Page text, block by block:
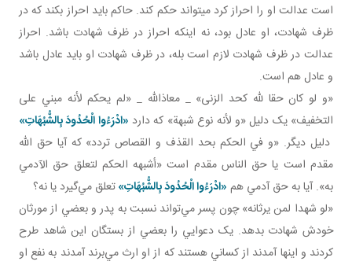
است عدالت او را احراز کرد می­تواند حکم کند. حاکم بايد احراز بکند که در
ظرف شهادت، او عادل بود، نه اينکه احراز در ظرف شهادت باشد. احراز
عدالت در ظرف شهادت لازم است بله، در ظرف شهادت او بايد عادل باشد
و عادل هم است.
«و لو كان حقا لله كحد الزنى» _ معاذالله _ «لم يحكم لأنه مبني على
التخفيف» يک دليل «و لأنه نوع شبهة» که دارد «ادْرَءُوا الْحُدُودَ بِالشُّبُهَاتِ»
دليل ديگر. «و في الحكم بحد القذف و القصاص تردد» که آيا حق الله
مقدم است يا حق الناس مقدم است «أشبهه الحكم لتعلق حق الآدمي
به». آيا به حق آدمي هم «ادْرَءُوا الْحُدُودَ بِالشُّبُهَاتِ»تعلق مي‌گيرد يا نه؟
«لو شهدا لمن يرثانه» چون پسر مي‌تواند نسبت به پدر و بعضي از مورثان
خودش شهادت بدهد. يک دعوايي را بعضي از بستگان اين شاهد طرح
کردند و اينها آمدند از کساني‌ هستند که از او ارث مي‌برند آمدند به نفع او